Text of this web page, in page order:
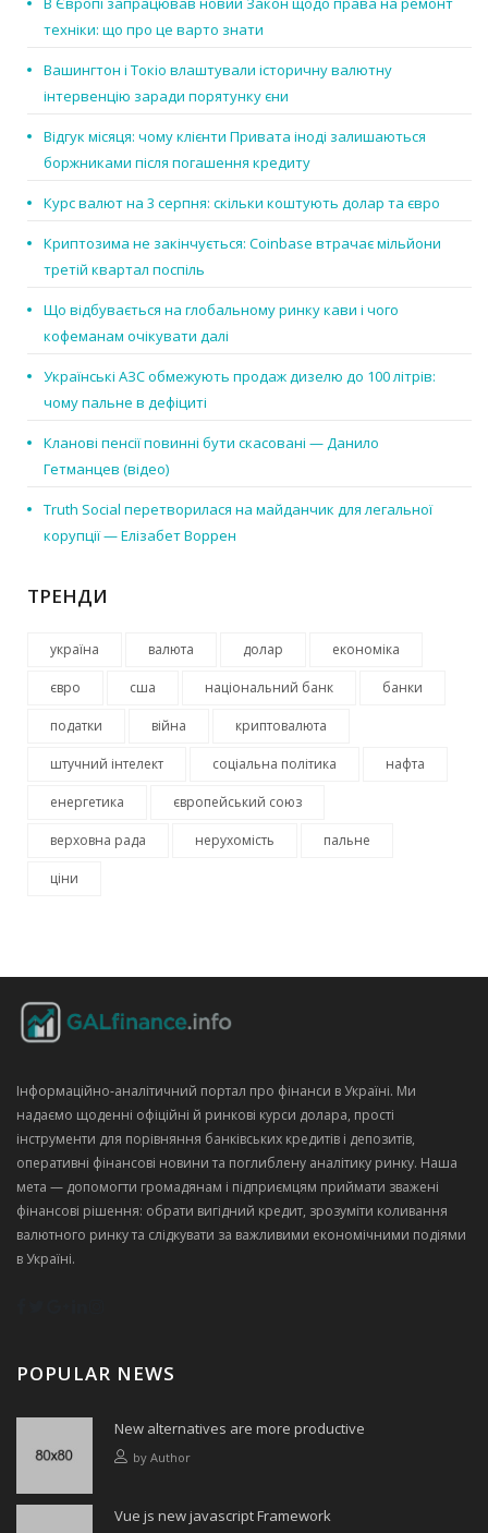
техніки: що про це варто знати
Вашингтон і Токіо влаштували історичну валютну
інтервенцію заради порятунку єни
Відгук місяця: чому клієнти Привата іноді залишаються
боржниками після погашення кредиту
Курс валют на 3 серпня: скільки коштують долар та євро
Криптозима не закінчується: Coinbase втрачає мільйони
третій квартал поспіль
Що відбувається на глобальному ринку кави і чого
кофеманам очікувати далі
Українські АЗС обмежують продаж дизелю до 100 літрів:
чому пальне в дефіциті
Кланові пенсії повинні бути скасовані — Данило
Гетманцев (відео)
Truth Social перетворилася на майданчик для легальної
корупції — Елізабет Воррен
ТРЕНДИ
україна валюта долар економіка
євро сша національний банк банки
податки війна криптовалюта
штучний інтелект соціальна політика нафта
енергетика європейський союз
верховна рада нерухомість пальне
ціни
Інформаційно‑аналітичний портал про фінанси в Україні. Ми
надаємо щоденні офіційні й ринкові курси долара, прості
інструменти для порівняння банківських кредитів і депозитів,
оперативні фінансові новини та поглиблену аналітику ринку. Наша
мета — допомогти громадянам і підприємцям приймати зважені
фінансові рішення: обрати вигідний кредит, зрозуміти коливання
валютного ринку та слідкувати за важливими економічними подіями
в Україні.
POPULAR NEWS
New alternatives are more productive
by Author
Vue js new javascript Framework